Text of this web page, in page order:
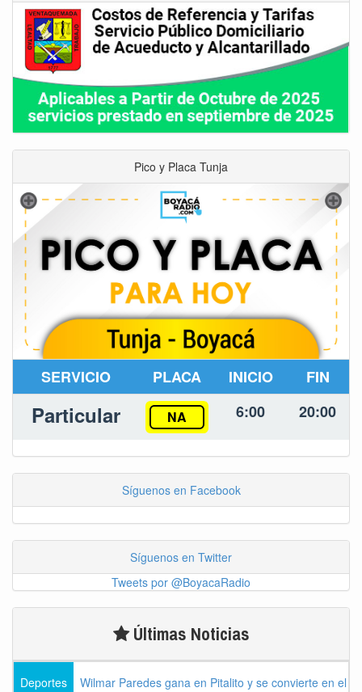
Pico y Placa Tunja
SERVICIO PLACA INICIO FIN
Particular NA 6:00 20:00
Síguenos en Facebook
Síguenos en Twitter
Tweets por @BoyacaRadio
Últimas Noticias
Deportes Wilmar Paredes gana en Pitalito y se convierte en el